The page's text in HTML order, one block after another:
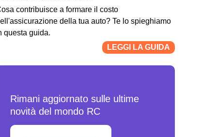
contribuisce a formare il costo
della tua auto? Te lo spieghiamo
questa guida.
LEGGI LA GUIDA
Rimani aggiornato sulle ultime
novità del mondo RC